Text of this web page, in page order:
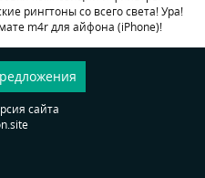
рингтоны со всего света! Ура!
m4r для айфона (iPhone)!
сайта